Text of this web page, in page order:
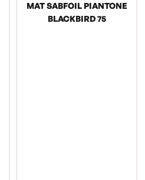
MAT SABFOIL PIANTONE
BLACKBIRD 75